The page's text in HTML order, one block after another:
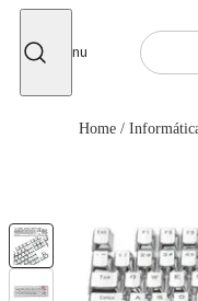
Menu
Home /